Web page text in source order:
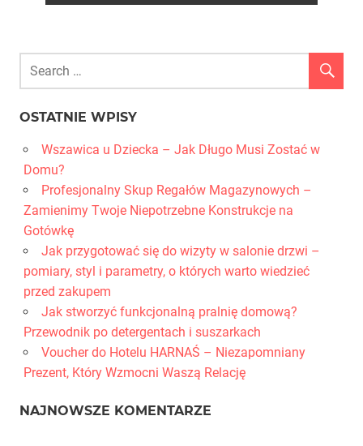
OSTATNIE WPISY
Wszawica u Dziecka – Jak Długo Musi Zostać w
Domu?
Profesjonalny Skup Regałów Magazynowych –
Zamienimy Twoje Niepotrzebne Konstrukcje na
Gotówkę
Jak przygotować się do wizyty w salonie drzwi –
pomiary, styl i parametry, o których warto wiedzieć
przed zakupem
Jak stworzyć funkcjonalną pralnię domową?
Przewodnik po detergentach i suszarkach
Voucher do Hotelu HARNAŚ – Niezapomniany
Prezent, Który Wzmocni Waszą Relację
NAJNOWSZE KOMENTARZE